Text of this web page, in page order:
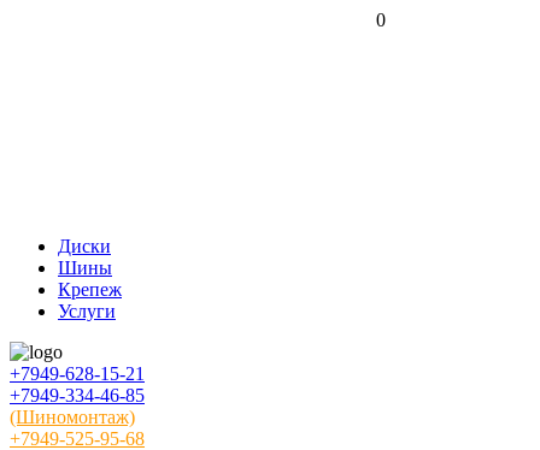
0
Диски
Шины
Крепеж
Услуги
+7949-628-15-21
+7949-334-46-85
(Шиномонтаж)
+7949-525-95-68